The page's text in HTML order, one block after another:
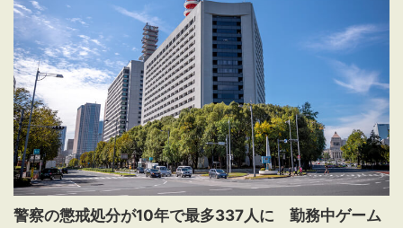
警察の懲戒処分が10年で最多337人に 勤務中ゲーム